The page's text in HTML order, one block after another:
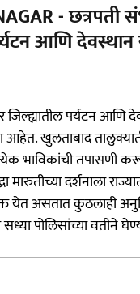
- छत्रपती
आणि देवस्थान
जिल्ह्यातील पर्यटन आणि
खुलताबाद
भाविकांची तपासणी
मारुतीच्या दर्शनाला
येत असतात कुठलाही
सध्या पोलिसांच्या वतीने